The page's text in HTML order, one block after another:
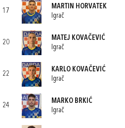
17
MARTIN HORVATEK
Igrač
20
MATEJ KOVAČEVIĆ
Igrač
22
KARLO KOVAČEVIĆ
Igrač
24
MARKO BRKIĆ
Igrač